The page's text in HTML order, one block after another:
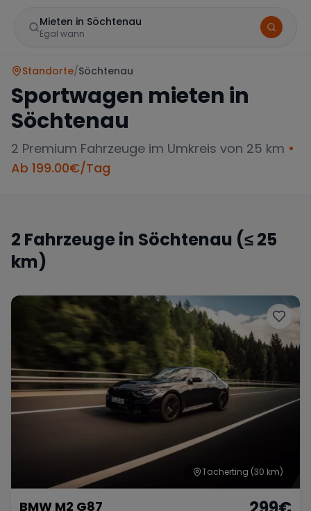
Mieten in Söchtenau
Egal wann
Porsche Lamborghini Ferrari
Ford
Chevrolet Dodge
Wann
Zeitraum wählen
Standorte/Söchtenau
Sportwagen mieten in
Söchtenau
2 Premium Fahrzeuge im Umkreis von 25 km •
Ab 199.00€/Tag
2 Fahrzeuge in Söchtenau (≤ 25
km)
Tacherting (30 km)
BMW M2 G87